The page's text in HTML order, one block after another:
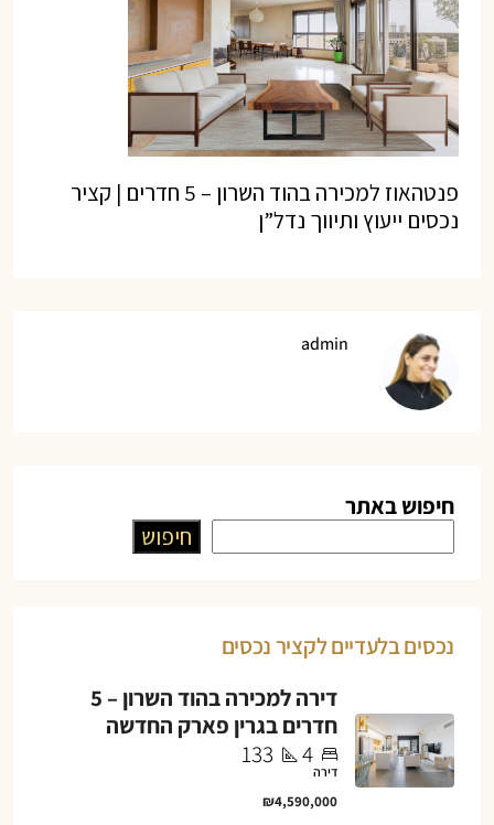
פנטהאוז למכירה בהוד השרון – 5 חדרים | קציר
נכסים ייעוץ ותיווך נדל”ן
admin
חיפוש באתר
חיפוש
נכסים בלעדיים לקציר נכסים
דירה למכירה בהוד השרון – 5
חדרים בגרין פארק החדשה
4
133
דירה
₪4,590,000